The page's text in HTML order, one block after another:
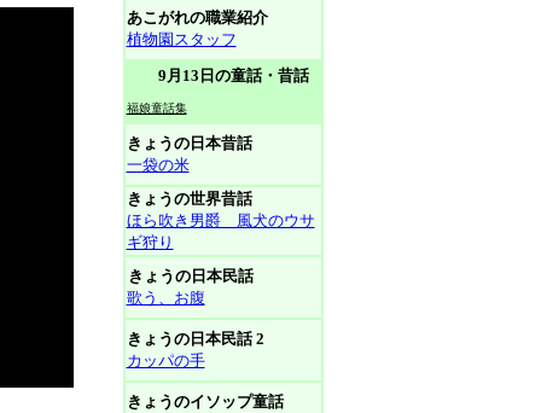
あこがれの職業紹介
植物園スタッフ
9月13日の童話・昔話
福娘童話集
きょうの日本昔話
一袋の米
きょうの世界昔話
ほら吹き男爵 風犬のウサ
ギ狩り
きょうの日本民話
歌う、お腹
きょうの日本民話 2
カッパの手
きょうのイソップ童話